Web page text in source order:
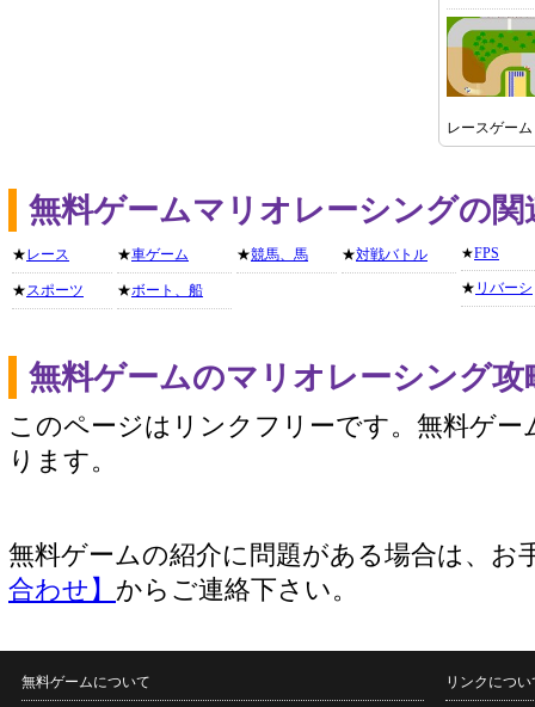
レースゲーム
無料ゲームマリオレーシングの
★レース
★スポーツ
★車ゲーム
★ボート、船
★競馬、馬 ★対戦バトル ★FPS
★ リバーシ
無料ゲームのマリオレーシング
このページはリンクフリーです。無料ゲー
ります。
無料ゲームの紹介に問題がある場合は、お
合わせ】 からご連絡下さい。
無料ゲームについて リンクについ